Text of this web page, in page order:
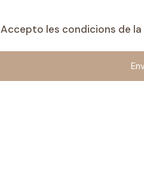
Accepto les condicions de la